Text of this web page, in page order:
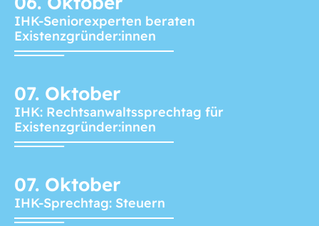
IHK-Seniorexperten beraten
Existenzgründer:innen
07. Oktober
IHK: Rechtsanwaltssprechtag für
Existenzgründer:innen
07. Oktober
IHK-Sprechtag: Steuern